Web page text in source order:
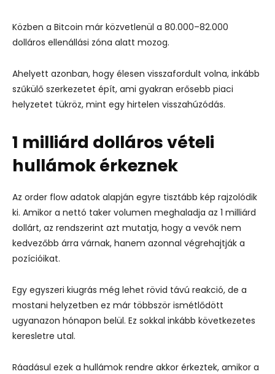
Közben a Bitcoin már közvetlenül a 80.000–82.000
dolláros ellenállási zóna alatt mozog.
Ahelyett azonban, hogy élesen visszafordult volna, inkább
szűkülő szerkezetet épít, ami gyakran erősebb piaci
helyzetet tükröz, mint egy hirtelen visszahúzódás.
1 milliárd dolláros vételi
hullámok érkeznek
Az order flow adatok alapján egyre tisztább kép rajzolódik
ki. Amikor a nettó taker volumen meghaladja az 1 milliárd
dollárt, az rendszerint azt mutatja, hogy a vevők nem
kedvezőbb árra várnak, hanem azonnal végrehajtják a
pozícióikat.
Egy egyszeri kiugrás még lehet rövid távú reakció, de a
mostani helyzetben ez már többször ismétlődött
ugyanazon hónapon belül. Ez sokkal inkább következetes
keresletre utal.
Ráadásul ezek a hullámok rendre akkor érkeztek, amikor a